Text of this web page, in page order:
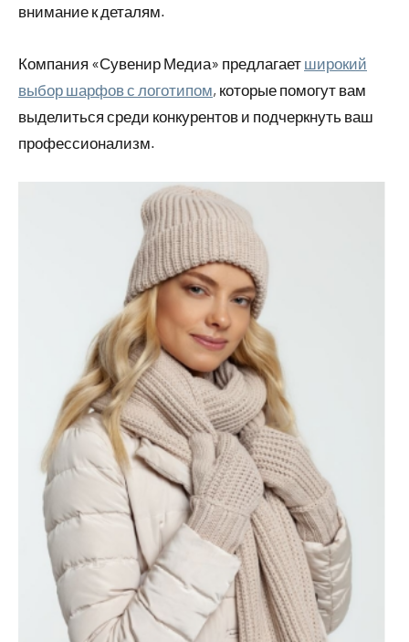
внимание к деталям.
Компания «Сувенир Медиа» предлагает широкий
выбор шарфов с логотипом, которые помогут вам
выделиться среди конкурентов и подчеркнуть ваш
профессионализм.